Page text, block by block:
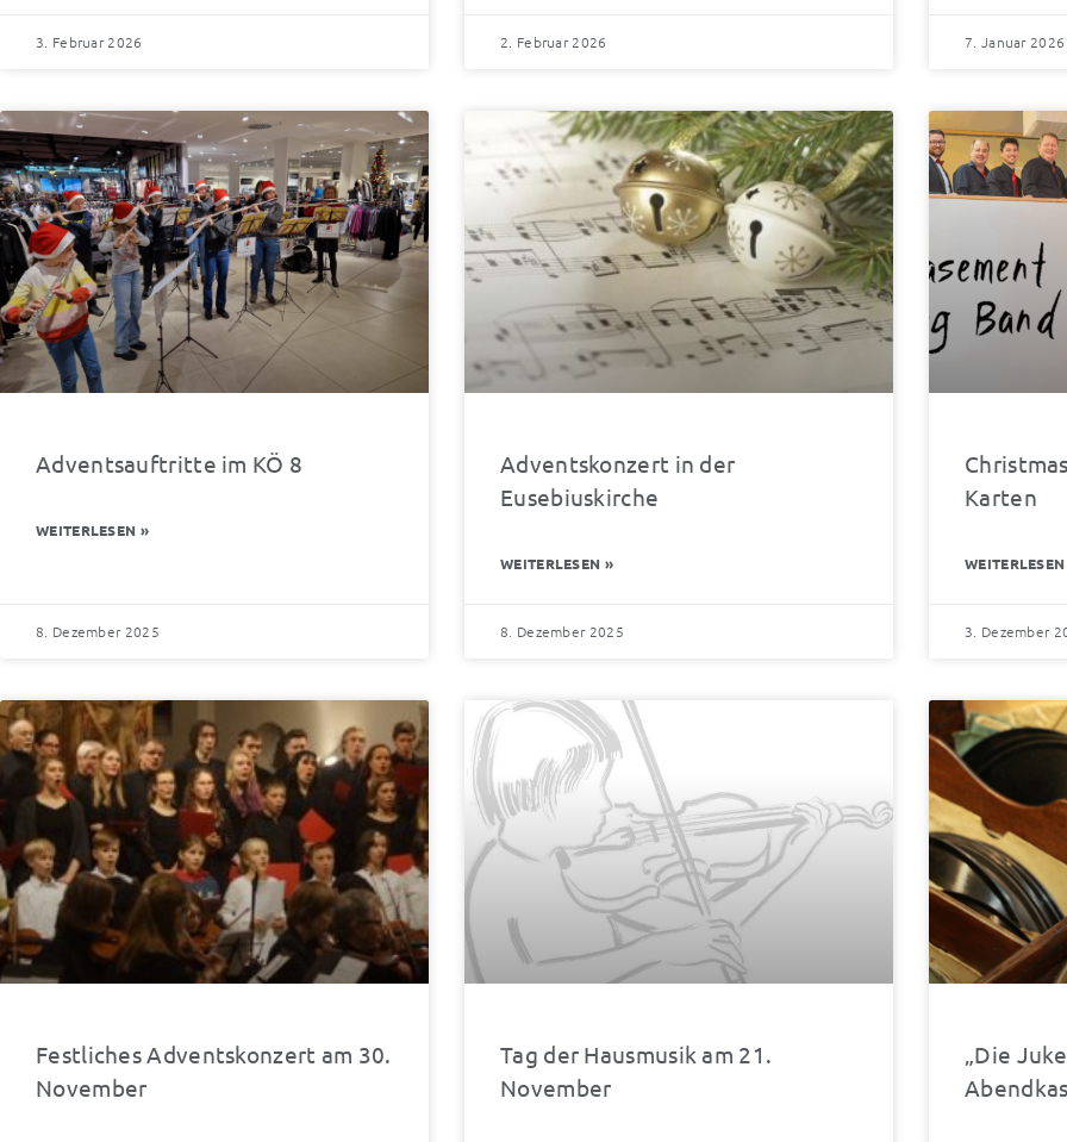
3. Februar 2026 2. Februar 2026 7. Januar 2026
Adventsauftritte im KÖ 8
WEITERLESEN »
8. Dezember 2025
Adventskonzert in der
Eusebiuskirche
WEITERLESEN »
8. Dezember 2025
Karten
3. Dezember
Festliches Adventskonzert am 30.
November
Tag der Hausmusik am 21.
November
„Die